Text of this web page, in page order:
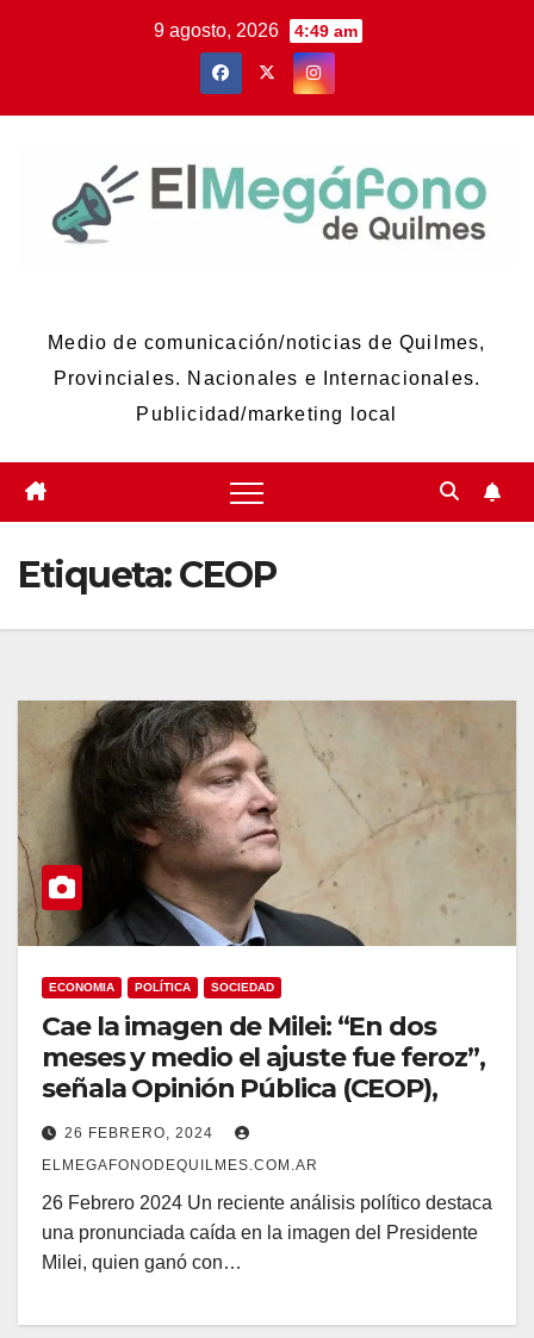
9 agosto, 2026 4:49 am
Medio de comunicación/noticias de Quilmes,
Provinciales. Nacionales e Internacionales.
Publicidad/marketing local
Etiqueta:CEOP
ECONOMIA POLÍTICA SOCIEDAD
Cae la imagen de Milei: “En dos
meses y medio el ajuste fue feroz”,
señala Opinión Pública (CEOP),
26 FEBRERO, 2024
ELMEGAFONODEQUILMES.COM.AR
26 Febrero 2024 Un reciente análisis político destaca
una pronunciada caída en la imagen del Presidente
Milei, quien ganó con…